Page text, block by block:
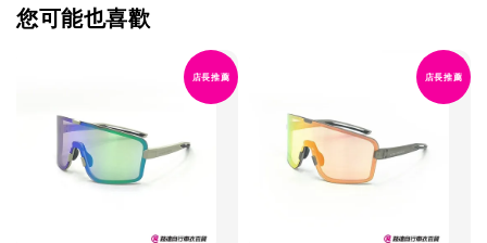
您可能也喜歡
店長推薦 店長推薦